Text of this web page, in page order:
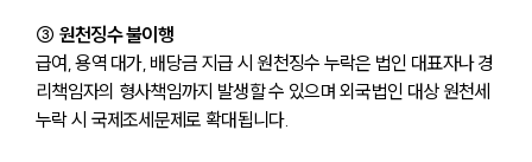
③ 원천징수 불이행
급여, 용역 대가, 배당금 지급 시 원천징수 누락은 법인 대표자나 경
리책임자의 형사책임까지 발생할 수 있으며 외국법인 대상 원천세
누락 시 국제조세문제로 확대됩니다.